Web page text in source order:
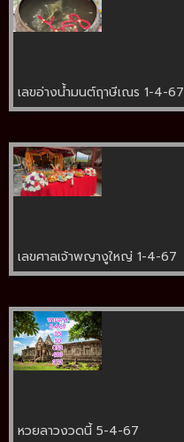
เลขอ่างน้ำมนต์ฤาษีเณร 1-4-67
เลขศาลเจ้าพญางูใหญ่ 1-4-67
หวยลาวงวดนี้ 5-4-67